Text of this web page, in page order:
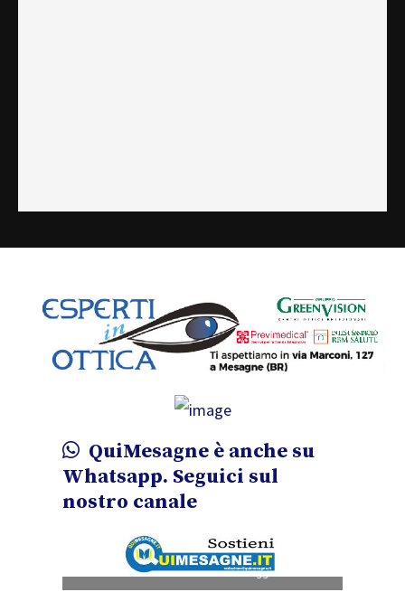
nella foto l’Assessore che assaggia i cibi
QuiMesagne è anche su
Whatsapp. Seguici sul
nostro canale